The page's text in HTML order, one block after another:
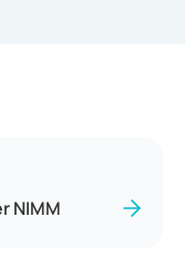
NIMM